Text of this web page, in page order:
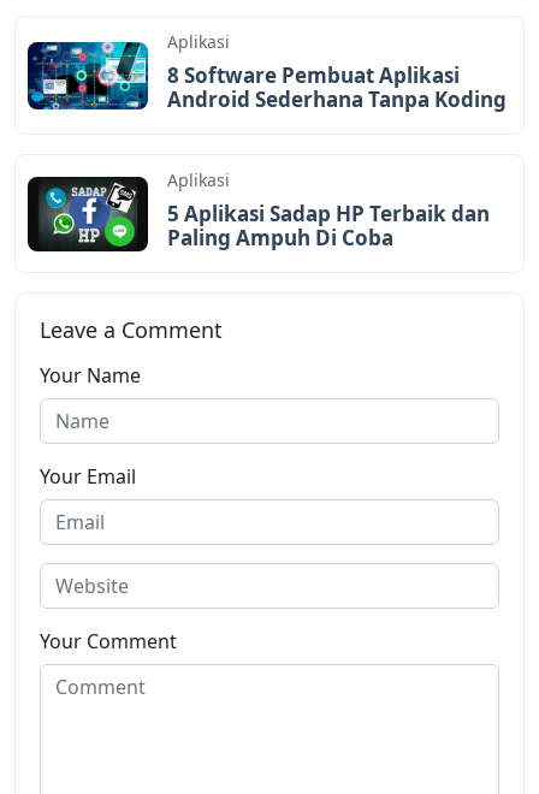
Aplikasi
8 Software Pembuat Aplikasi
Android Sederhana Tanpa Koding
Aplikasi
5 Aplikasi Sadap HP Terbaik dan
Paling Ampuh Di Coba
Leave a Comment
Your Name
Your Email
Your Comment